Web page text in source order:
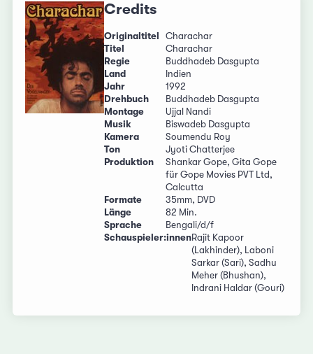
Credits
Originaltitel
Charachar
Titel
Charachar
Regie
Buddhadeb Dasgupta
Land
Indien
Jahr
1992
Drehbuch
Buddhadeb Dasgupta
Montage
Ujjal Nandi
Musik
Biswadeb Dasgupta
Kamera
Soumendu Roy
Ton
Jyoti Chatterjee
Produktion
Shankar Gope, Gita Gope
für Gope Movies PVT Ltd,
Calcutta
Formate
35mm, DVD
Länge
82 Min.
Sprache
Bengali/d/f
Schauspieler:innenRajit Kapoor
(Lakhinder), Laboni
Sarkar (Sari), Sadhu
Meher (Bhushan),
Indrani Haldar (Gouri)